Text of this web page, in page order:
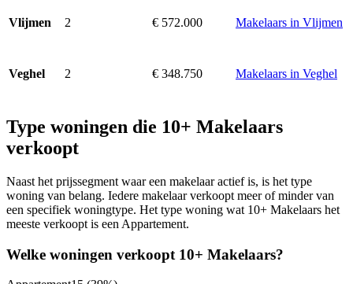
Vlijmen 2 € 572.000 Makelaars in Vlijmen
Veghel 2 € 348.750 Makelaars in Veghel
Type woningen die 10+ Makelaars
verkoopt
Naast het prijssegment waar een makelaar actief is, is het type
woning van belang. Iedere makelaar verkoopt meer of minder van
een specifiek woningtype. Het type woning wat 10+ Makelaars het
meeste verkoopt is een Appartement.
Welke woningen verkoopt 10+ Makelaars?